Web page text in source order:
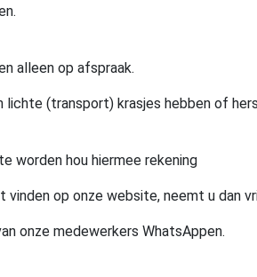
alleen op afspraak.
lichte (transport) krasjes hebben of
worden hou hiermee rekening
op onze website, neemt u dan
onze medewerkers WhatsAppen.